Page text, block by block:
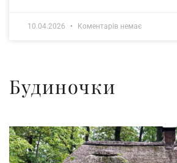
10.04.2026 Коментарів немає
Будиночки